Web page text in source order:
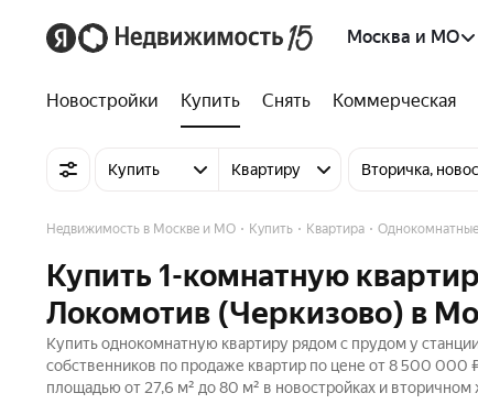
Москва и МО
Новостройки Купить Снять Коммерческая
Купить Квартиру Вторичка,
Недвижимость в Москве и МО Купить Квартира Однокомнатные
Купить 1-комнатную
Локомотив (Черкизово) в
Купить однокомнатную квартиру рядом с прудом у
собственников по продаже квартир по цене от 8 500
площадью от 27,6 м² до 80 м² в новостройках и